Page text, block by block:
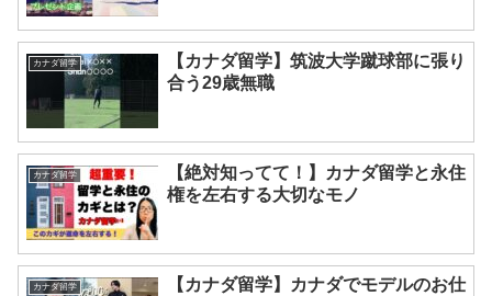
カナダ留学
【カナダ留学】筑波大学蹴球部に張り
合う29歳無職
カナダ留学
【絶対知ってて！】カナダ留学と永住
権を左右する大切なモノ
カナダ留学
【カナダ留学】カナダでモデルのお仕